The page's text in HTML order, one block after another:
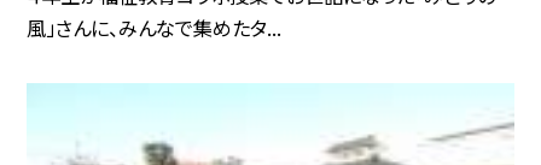
風」さんに、みんなで集めたタ...